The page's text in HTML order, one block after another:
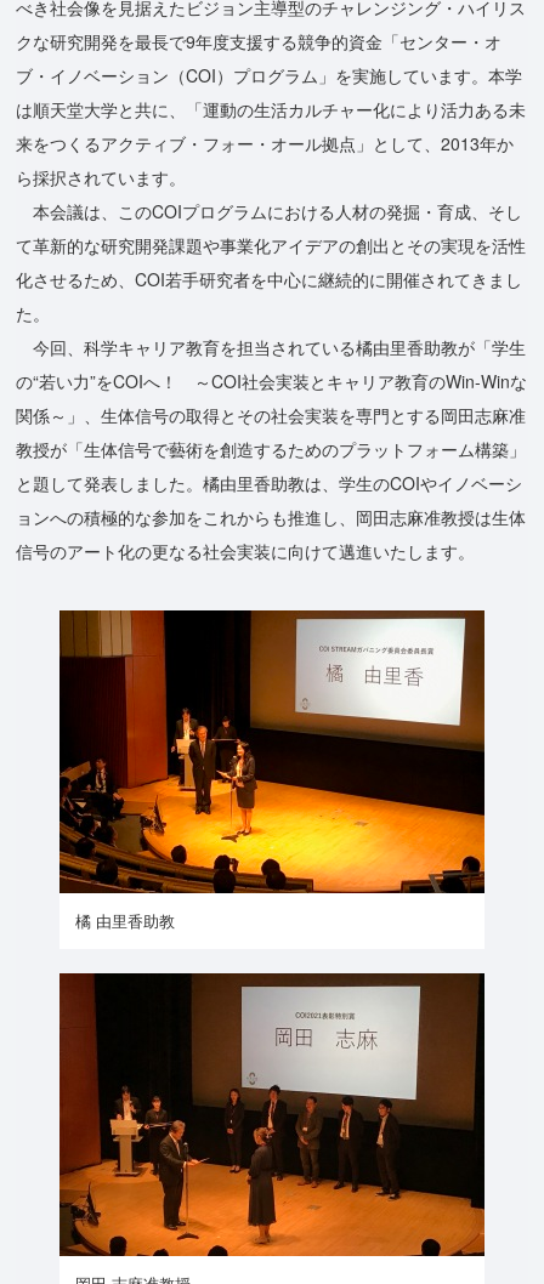
べき社会像を見据えたビジョン主導型のチャレンジング・ハイリス
クな研究開発を最長で9年度支援する競争的資金「センター・オ
ブ・イノベーション（COI）プログラム」を実施しています。本学
は順天堂大学と共に、「運動の生活カルチャー化により活力ある未
来をつくるアクティブ・フォー・オール拠点」として、2013年か
ら採択されています。
本会議は、このCOIプログラムにおける人材の発掘・育成、そし
て革新的な研究開発課題や事業化アイデアの創出とその実現を活性
化させるため、COI若手研究者を中心に継続的に開催されてきまし
た。
今回、科学キャリア教育を担当されている橘由里香助教が「学生
の“若い力”をCOIへ！ ～COI社会実装とキャリア教育のWin-Winな
関係～」、生体信号の取得とその社会実装を専門とする岡田志麻准
教授が「生体信号で藝術を創造するためのプラットフォーム構築」
と題して発表しました。橘由里香助教は、学生のCOIやイノベーシ
ョンへの積極的な参加をこれからも推進し、岡田志麻准教授は生体
信号のアート化の更なる社会実装に向けて邁進いたします。
橘 由里香助教